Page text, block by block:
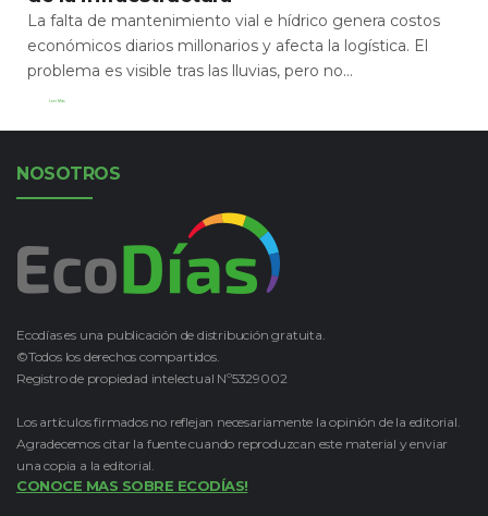
La falta de mantenimiento vial e hídrico genera costos
económicos diarios millonarios y afecta la logística. El
problema es visible tras las lluvias, pero no...
Leer Más
NOSOTROS
Ecodías es una publicación de distribución gratuita.
©Todos los derechos compartidos.
Registro de propiedad intelectual Nº5329002
Los artículos firmados no reflejan necesariamente la opinión de la editorial.
Agradecemos citar la fuente cuando reproduzcan este material y enviar
una copia a la editorial.
CONOCE MAS SOBRE ECODÍAS!